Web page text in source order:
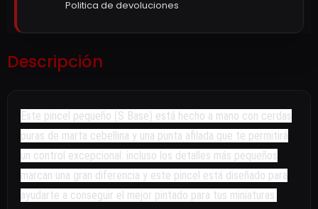
Politica de devoluciones
Descripción
Este pincel pequeño (S Base) está hecho a mano con cerdas
puras de marta cebellina y una punta afilada que te permitirá
un control excepcional: incluso los detalles más pequeños
marcan una gran diferencia y este pincel está diseñado para
ayudarte a conseguir el mejor pintado para tus miniaturas.